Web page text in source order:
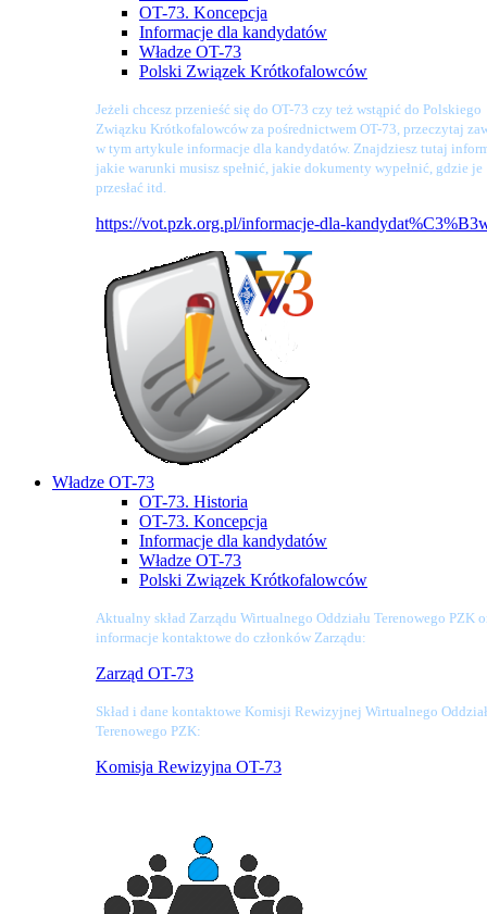
OT-73. Koncepcja
Informacje dla kandydatów
Władze OT-73
Polski Związek Krótkofalowców
Jeżeli chcesz przenieść się do OT-73 czy też wstąpić do Polskiego
Związku Krótkofalowców za pośrednictwem OT-73, przeczytaj
w tym artykule informacje dla kandydatów. Znajdziesz tutaj
jakie warunki musisz spełnić, jakie dokumenty wypełnić, gdzie je
przesłać itd.
https://vot.pzk.org.pl/informacje-dla-
Władze OT-73
OT-73. Historia
OT-73. Koncepcja
Informacje dla kandydatów
Władze OT-73
Polski Związek Krótkofalowców
Aktualny skład Zarządu Wirtualnego Oddziału Terenowego PZK
informacje kontaktowe do członków Zarządu:
Zarząd OT-73
Skład i dane kontaktowe Komisji Rewizyjnej Wirtualnego
Terenowego PZK:
Komisja Rewizyjna OT-73